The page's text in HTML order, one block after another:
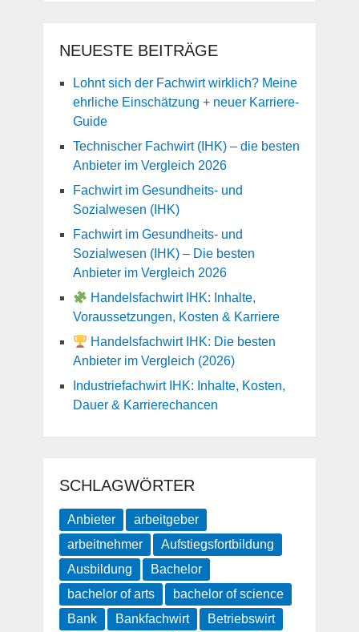
NEUESTE BEITRÄGE
Lohnt sich der Fachwirt wirklich? Meine
ehrliche Einschätzung + neuer Karriere-
Guide
Technischer Fachwirt (IHK) – die besten
Anbieter im Vergleich 2026
Fachwirt im Gesundheits- und
Sozialwesen (IHK)
Fachwirt im Gesundheits- und
Sozialwesen (IHK) – Die besten
Anbieter im Vergleich 2026
Handelsfachwirt IHK: Inhalte,
Voraussetzungen, Kosten & Karriere
Handelsfachwirt IHK: Die besten
Anbieter im Vergleich (2026)
Industriefachwirt IHK: Inhalte, Kosten,
Dauer & Karrierechancen
SCHLAGWÖRTER
Anbieter
arbeitgeber
arbeitnehmer
Aufstiegsfortbildung
Ausbildung
Bachelor
bachelor of arts
bachelor of science
Bank
Bankfachwirt
Betriebswirt